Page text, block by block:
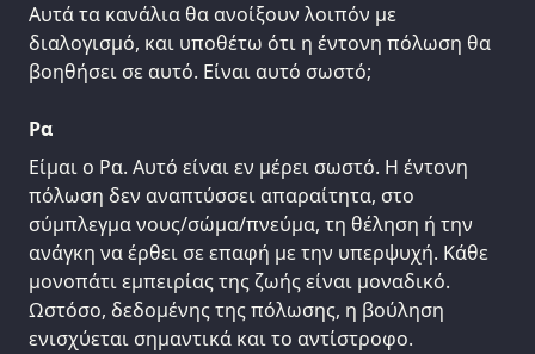
Αυτά τα κανάλια θα ανοίξουν λοιπόν με
διαλογισμό, και υποθέτω ότι η έντονη πόλωση θα
βοηθήσει σε αυτό. Είναι αυτό σωστό;
Ρα
Είμαι ο Ρα. Αυτό είναι εν μέρει σωστό. Η έντονη
πόλωση δεν αναπτύσσει απαραίτητα, στο
σύμπλεγμα νους/σώμα/πνεύμα, τη θέληση ή την
ανάγκη να έρθει σε επαφή με την υπερψυχή. Κάθε
μονοπάτι εμπειρίας της ζωής είναι μοναδικό.
Ωστόσο, δεδομένης της πόλωσης, η βούληση
ενισχύεται σημαντικά και το αντίστροφο.